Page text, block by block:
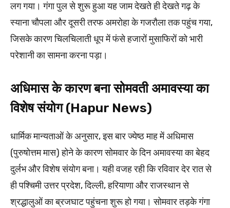
लग गया। गंगा पुल से शुरू हुआ यह जाम देखते ही देखते गढ़ के
स्याना चौपला और दूसरी तरफ अमरोहा के गजरौला तक पहुंच गया,
जिसके कारण चिलचिलाती धूप में फंसे हजारों मुसाफिरों को भारी
परेशानी का सामना करना पड़ा।
अधिमास के कारण बना सोमवती अमावस्या का
विशेष संयोग (Hapur News)
धार्मिक मान्यताओं के अनुसार, इस बार ज्येष्ठ माह में अधिमास
(पुरुषोत्तम मास) होने के कारण सोमवार के दिन अमावस्या का बेहद
दुर्लभ और विशेष संयोग बना। यही वजह रही कि रविवार देर रात से
ही पश्चिमी उत्तर प्रदेश, दिल्ली, हरियाणा और राजस्थान से
श्रद्धालुओं का ब्रजघाट पहुंचना शुरू हो गया। सोमवार तड़के गंगा